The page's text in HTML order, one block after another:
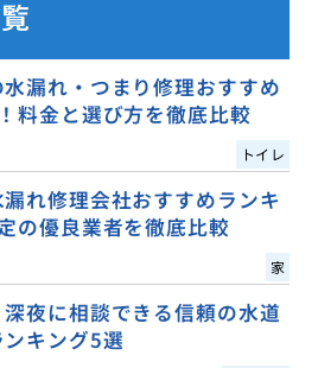
水漏れ・つまり修理おすすめ
料金と選び方を徹底比較
トイレ
れ修理会社おすすめランキ
の優良業者を徹底比較
家
夜に相談できる信頼の水道
キング5選